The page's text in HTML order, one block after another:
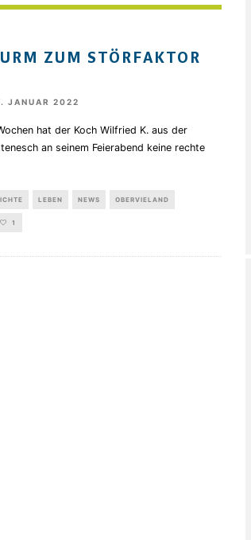
ZUM STÖRFAKTOR
JANUAR 2022
hat der Koch Wilfried K. aus der
an seinem Feierabend keine rechte
LEBEN NEWS OBERVIELAND
1